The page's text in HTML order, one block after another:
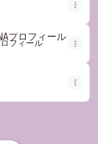
フィール